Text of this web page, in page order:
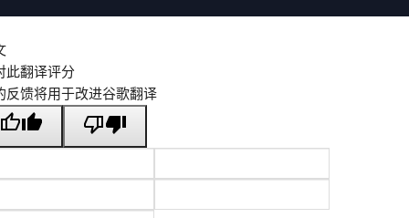
此翻译评分
反馈将用于改进谷歌翻译